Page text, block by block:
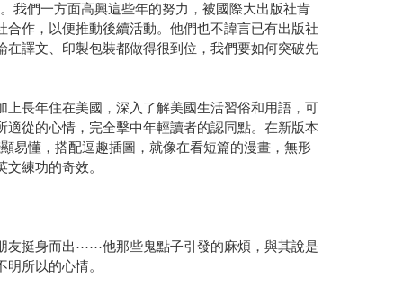
我們一方面高興這些年的努力，被國際大出版社肯
作，以便推動後續活動。他們也不諱言已有出版社
譯文、印製包裝都做得很到位，我們要如何突破先
長年住在美國，深入了解美國生活習俗和用語，可
從的心情，完全擊中年輕讀者的認同點。在新版本
易懂，搭配逗趣插圖，就像在看短篇的漫畫，無形
練功的奇效。
友挺身而出⋯⋯他那些鬼點子引發的麻煩，與其說是
所以的心情。